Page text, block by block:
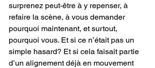
surprenez peut-être à y repenser, à
refaire la scène, à vous demander
pourquoi maintenant, et surtout,
pourquoi vous. Et si ce n’était pas un
simple hasard? Et si cela faisait partie
d’un alignement déjà en mouvement